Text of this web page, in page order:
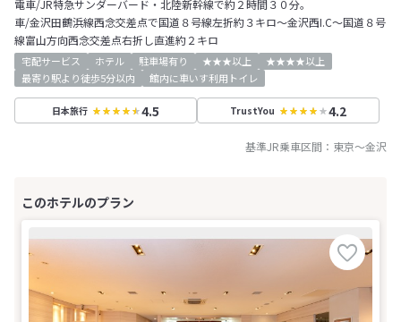
電車/JR特急サンダーバード・北陸新幹線で約２時間３０分。
車/金沢田鶴浜線西念交差点で国道８号線左折約３キロ～金沢西I.C～国道８号
線富山方向西念交差点右折し直進約２キロ
宅配サービス ホテル 駐車場有り ★★★以上
★★★★以上
最寄り駅より徒歩5分以内
館内に車いす利用トイレ
日本旅行 4.5 TrustYou 4.2
基準JR乗車区間： 東京～金沢